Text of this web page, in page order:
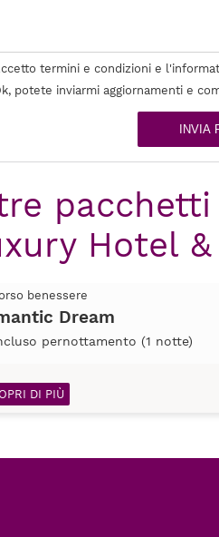
termini e condizioni e
potete inviarmi aggiornamenti e
INVIA
pacchetti
Hotel &
benessere
Dream
pernottamento (1 notte)
DI PIÙ